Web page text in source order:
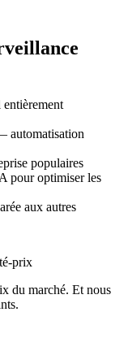
automatisation
populaires
pour optimiser les
aux autres
prix
du marché. Et nous